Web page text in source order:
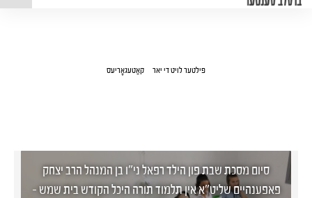
קאַטעגאָריעס פילטער לויט די יאר
סיום מסכת שבת פון הילד רפאל ני"ו בן המנהל הרב יצחק
פאפענהיים שליט"א אין תלמוד תורה היכל הקודש בית שמש -